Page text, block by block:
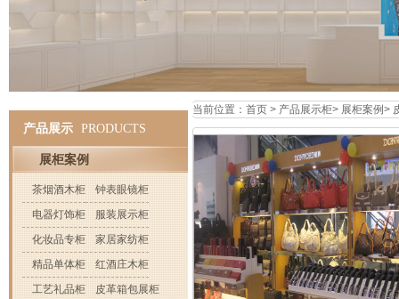
产品展示 PRODUCTS
展柜案例
茶烟酒木柜
钟表眼镜柜
电器灯饰柜
服装展示柜
化妆品专柜
家居家纺柜
精品单体柜
红酒庄木柜
工艺礼品柜
皮革箱包展柜
当前位置： 首页 > 产品展示柜> 展柜案例>